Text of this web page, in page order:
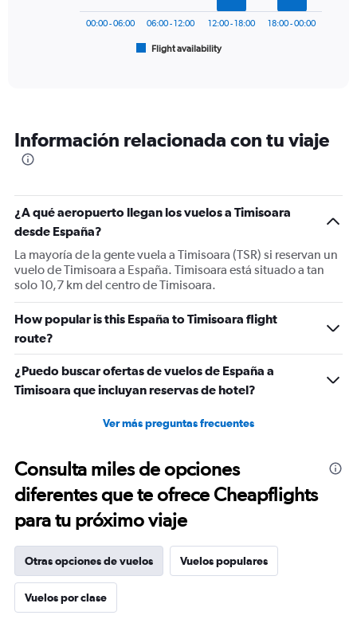
categories.
The
Y
axis
displaying
Number
of
flights.
0
to
2.4.
Flight availability
00:00 - 06:00 06:00 - 12:00 12:00 - 18:00 18:00 - 00:00
Información relacionada con tu viaje
¿A qué aeropuerto llegan los vuelos a Timisoara
desde España?
La mayoría de la gente vuela a Timisoara (TSR) si reservan un
vuelo de Timisoara a España. Timisoara está situado a tan
solo 10,7 km del centro de Timisoara.
How popular is this España to Timisoara flight
route?
¿Puedo buscar ofertas de vuelos de España a
Timisoara que incluyan reservas de hotel?
Ver más preguntas frecuentes
Consulta miles de opciones
diferentes que te ofrece Cheapflights
para tu próximo viaje
Otras opciones de vuelos Vuelos populares
Vuelos por clase